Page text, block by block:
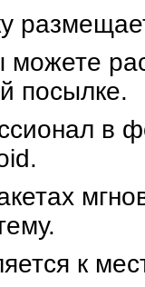
можете
посылке.
в
к